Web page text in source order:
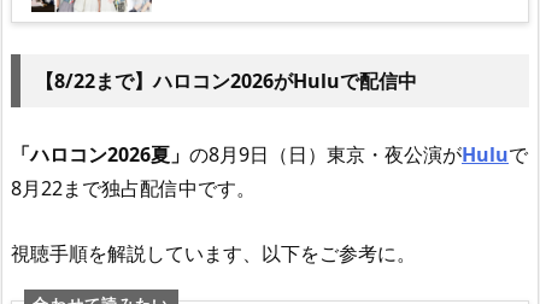
【8/22まで】ハロコン2026がHuluで配信中
「ハロコン2026夏」 の8月9日（日）東京・夜公演がHuluで
8月22まで独占配信中です。
視聴手順を解説しています、以下をご参考に。